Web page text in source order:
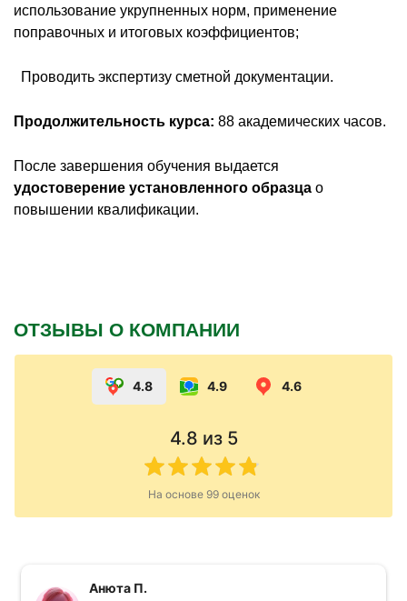
использование укрупненных норм, применение
поправочных и итоговых коэффициентов;
 Проводить экспертизу сметной документации.
Продолжительность курса: 88 академических часов.
После завершения обучения выдается
удостоверение установленного образца о
повышении квалификации.
ОТЗЫВЫ О КОМПАНИИ
4.8 4.9 4.6
4.8 из 5
На основе 99оценок
Анюта П.